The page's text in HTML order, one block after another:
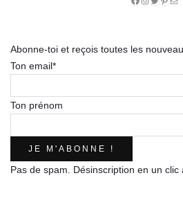
Facebook
Instagram
Twitter
E-
Abonne-toi et reçois toutes les
Ton email*
Ton prénom
Pas de spam. Désinscription en un clic